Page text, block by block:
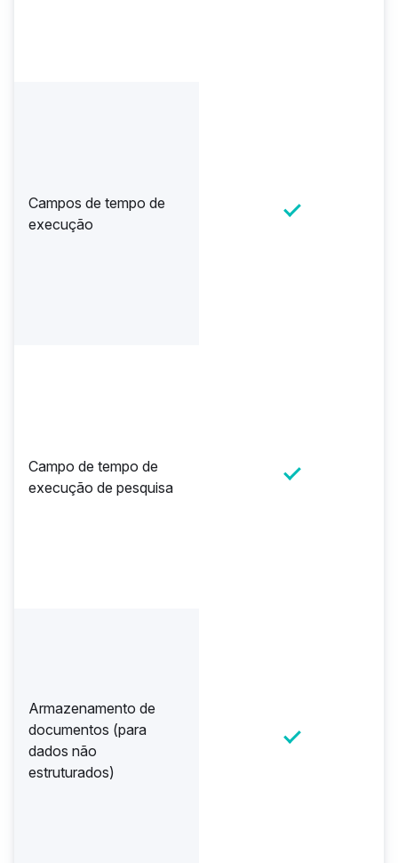
Campos de tempo de
execução
Campo de tempo de
execução de pesquisa
Armazenamento de
documentos (para
dados não
estruturados)